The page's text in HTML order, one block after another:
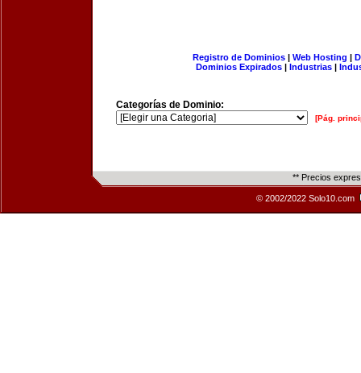
Registro de Dominios| Web Hosting |
Dominios Expirados | Industrias |
Categorías de Dominio:
[Pág.
** Precios
© 2002/2022 Solo10.com